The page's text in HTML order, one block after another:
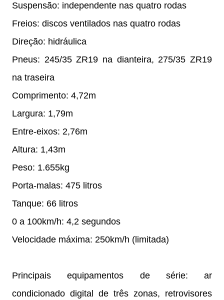
Suspensão: independente nas quatro rodas
Freios: discos ventilados nas quatro rodas
Direção: hidráulica
Pneus: 245/35 ZR19 na dianteira, 275/35 ZR19
na traseira
Comprimento: 4,72m
Largura: 1,79m
Entre-eixos: 2,76m
Altura: 1,43m
Peso: 1.655kg
Porta-malas: 475 litros
Tanque: 66 litros
0 a 100km/h: 4,2 segundos
Velocidade máxima: 250km/h (limitada)
Principais equipamentos de série: ar
condicionado digital de três zonas, retrovisores